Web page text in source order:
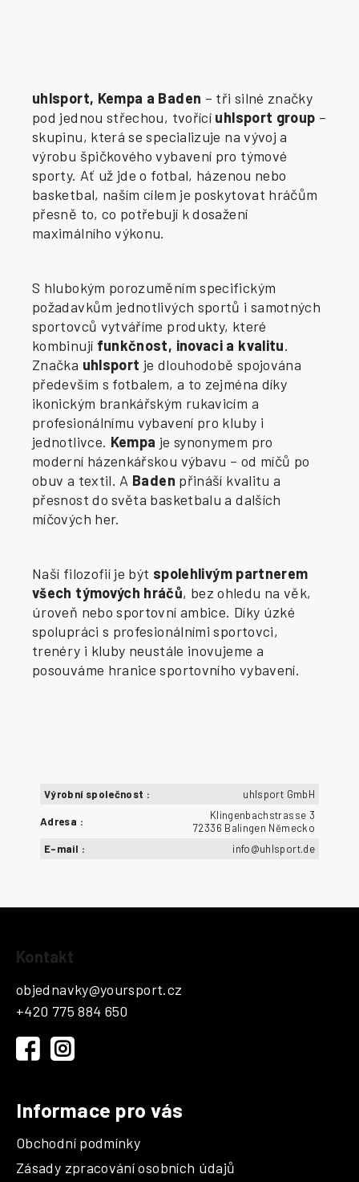
uhlsport, Kempa a Baden – tři silné značky
pod jednou střechou, tvořící uhlsport group –
skupinu, která se specializuje na vývoj a
výrobu špičkového vybavení pro týmové
sporty. Ať už jde o fotbal, házenou nebo
basketbal, naším cílem je poskytovat hráčům
přesně to, co potřebují k dosažení
maximálního výkonu.
S hlubokým porozuměním specifickým
požadavkům jednotlivých sportů i samotných
sportovců vytváříme produkty, které
kombinují funkčnost, inovaci a kvalitu.
Značka uhlsport je dlouhodobě spojována
především s fotbalem, a to zejména díky
ikonickým brankářským rukavicím a
profesionálnímu vybavení pro kluby i
jednotlivce. Kempa je synonymem pro
moderní házenkářskou výbavu – od míčů po
obuv a textil. A Baden přináší kvalitu a
přesnost do světa basketbalu a dalších
míčových her.
Naší filozofií je být spolehlivým partnerem
všech týmových hráčů, bez ohledu na věk,
úroveň nebo sportovní ambice. Díky úzké
spolupráci s profesionálními sportovci,
trenéry i kluby neustále inovujeme a
posouváme hranice sportovního vybavení.
Výrobní společnost : uhlsport GmbH
Adresa :
Klingenbachstrasse 3
72336 Balingen Německo
E-mail : info@uhlsport.de
Kontakt
objednavky@yoursport.cz
+420 775 884 650
Informace pro vás
Obchodní podmínky
Zásady zpracování osobních údajů